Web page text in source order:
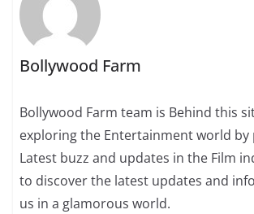
Bollywood Farm
Bollywood Farm team is Behind this
exploring the Entertainment world
Latest buzz and updates in the Film
to discover the latest updates and
us in a glamorous world.